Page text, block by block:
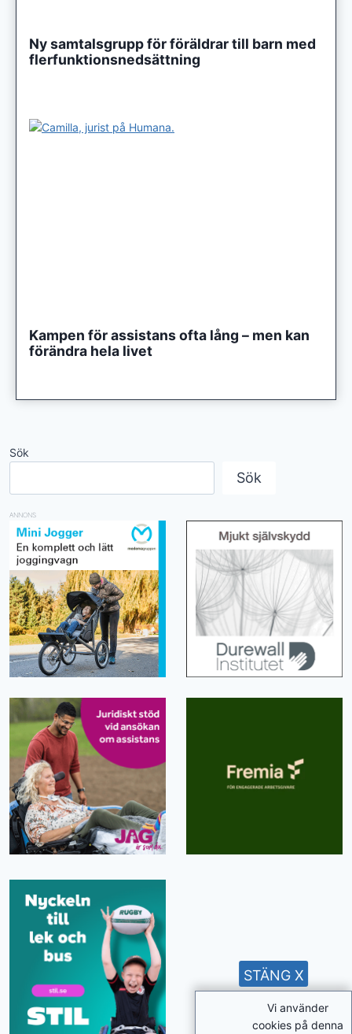
Ny samtalsgrupp för föräldrar till barn med
flerfunktionsnedsättning
Kampen för assistans ofta lång – men kan
förändra hela livet
Sök
Sök
ANNONS
Vi använder
cookies på denna
STÄNG X